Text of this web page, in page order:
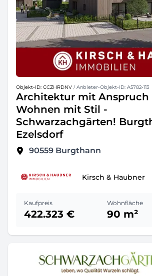
Objekt-ID: CCZHRDNV / Anbieter-Objekt-ID: A5782-113
Architektur mit Anspruch
Wohnen mit Stil -
Schwarzachgärten!
Ezelsdorf
90559 Burgthann
Kirsch & Haubner
Kaufpreis
422.323 €
Wohnfläche
90 m²